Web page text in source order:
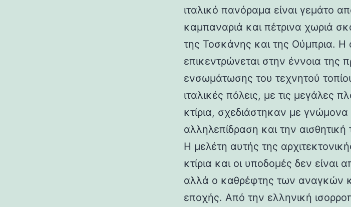
ιταλικό πανόραμα είναι γεμάτο
καμπαναριά και πέτρινα χωριά
της Τοσκάνης και της Ούμπρια. Η
επικεντρώνεται στην έννοια της
ενσωμάτωσης του τεχνητού
ιταλικές πόλεις, με τις μεγάλες
κτίρια, σχεδιάστηκαν με γνώμονα
αλληλεπίδραση και την αισθητική
Η μελέτη αυτής της
κτίρια και οι υποδομές δεν είναι
αλλά ο καθρέφτης των αναγκών
εποχής. Από την ελληνική